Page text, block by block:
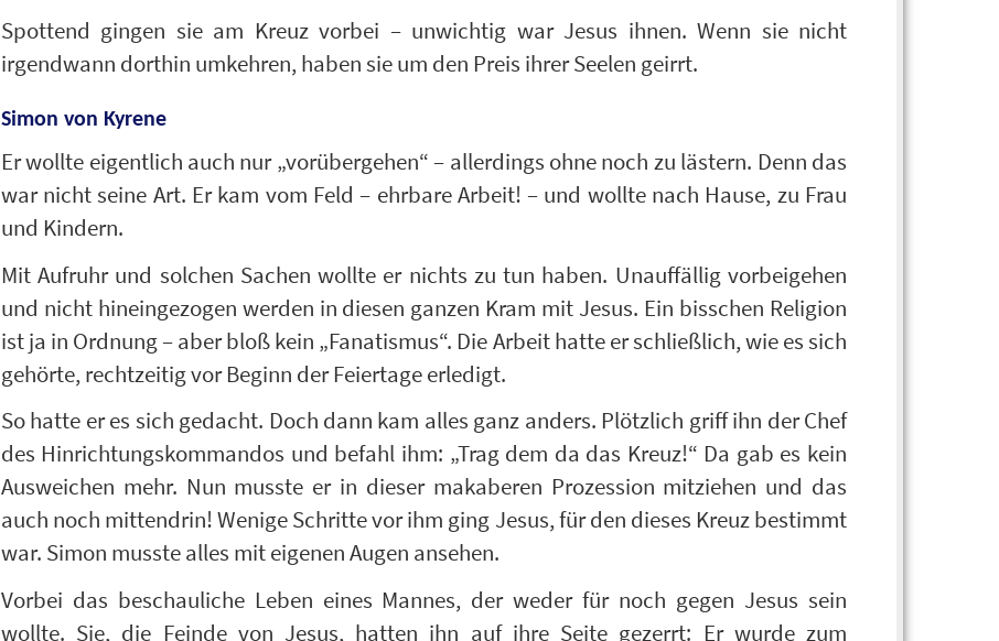
Spottend gingen sie am Kreuz vorbei – unwichtig war Jesus ihnen. Wenn sie nicht
irgendwann dorthin umkehren, haben sie um den Preis ihrer Seelen geirrt.
Simon von Kyrene
Er wollte eigentlich auch nur „vorübergehen“ – allerdings ohne noch zu lästern. Denn das
war nicht seine Art. Er kam vom Feld – ehrbare Arbeit! – und wollte nach Hause, zu Frau
und Kindern.
Mit Aufruhr und solchen Sachen wollte er nichts zu tun haben. Unauffällig vorbeigehen
und nicht hineingezogen werden in diesen ganzen Kram mit Jesus. Ein bisschen Religion
ist ja in Ordnung – aber bloß kein „Fanatismus“. Die Arbeit hatte er schließlich, wie es sich
gehörte, rechtzeitig vor Beginn der Feiertage erledigt.
So hatte er es sich gedacht. Doch dann kam alles ganz anders. Plötzlich griff ihn der Chef
des Hinrichtungskommandos und befahl ihm: „Trag dem da das Kreuz!“ Da gab es kein
Ausweichen mehr. Nun musste er in dieser makaberen Prozession mitziehen und das
auch noch mittendrin! Wenige Schritte vor ihm ging Jesus, für den dieses Kreuz bestimmt
war. Simon musste alles mit eigenen Augen ansehen.
Vorbei das beschauliche Leben eines Mannes, der weder für noch gegen Jesus sein
wollte. Sie, die Feinde von Jesus, hatten ihn auf ihre Seite gezerrt: Er wurde zum